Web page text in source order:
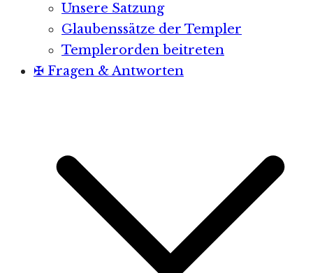
Unsere Satzung
Glaubenssätze der Templer
Templerorden beitreten
✠ Fragen & Antworten